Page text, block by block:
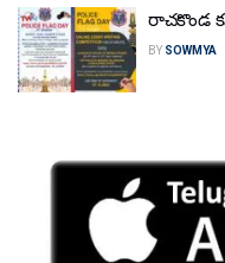
రాచకొండ
BY SOWMYA